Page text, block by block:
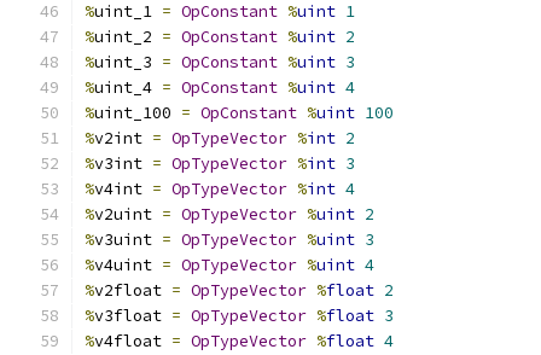
%uint_1 = OpConstant %uint 1
%uint_2 = OpConstant %uint 2
%uint_3 = OpConstant %uint 3
%uint_4 = OpConstant %uint 4
%uint_100 = OpConstant %uint 100
%v2int = OpTypeVector %int 2
%v3int = OpTypeVector %int 3
%v4int = OpTypeVector %int 4
%v2uint = OpTypeVector %uint 2
%v3uint = OpTypeVector %uint 3
%v4uint = OpTypeVector %uint 4
%v2float = OpTypeVector %float 2
%v3float = OpTypeVector %float 3
%v4float = OpTypeVector %float 4